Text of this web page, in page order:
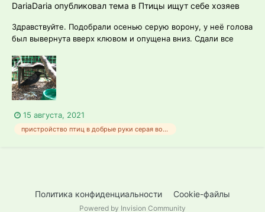
DariaDaria опубликовал тема в Птицы ищут себе хозяев
Здравствуйте. Подобрали осенью серую ворону, у неё голова
был вывернута вверх клювом и опущена вниз. Сдали все
голова встала на место. Пока лечили уже настали холода а
выпускать на мороз резко нельзя если птица привыкла в
квартире жить, и она жи...
15 августа, 2021
пристройство птиц в добрые руки серая ворона
Политика конфиденциальности Cookie-файлы
Powered by Invision Community